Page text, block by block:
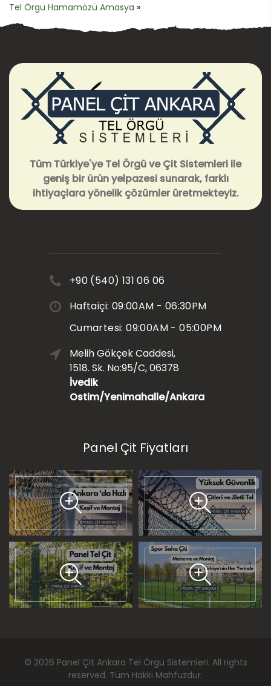
Tel Örgü Hamamözü Amasya »
Tüm Türkiye'ye Tel Örgü ve Çit Sistemleri ile
geniş bir ürün yelpazesi sunarak, farklı
ihtiyaçlara yönelik çözümler üretmekteyiz.
+90 (540) 131 06 06
Haftaiçi: 09:00AM - 06:30PM
Cumartesi: 09:00AM - 05:00PM
Melih Gökçek Caddesi,
1518. Sk. No:95/C, 06378
İvedik
Ostim/Yenimahalle/Ankara
Panel Çit Fiyatları
© 2026 Panel Çit Ankara Tel Örgü Sistemleri. All rights
reserved. Tüm Hakkı Mahfuzdur.